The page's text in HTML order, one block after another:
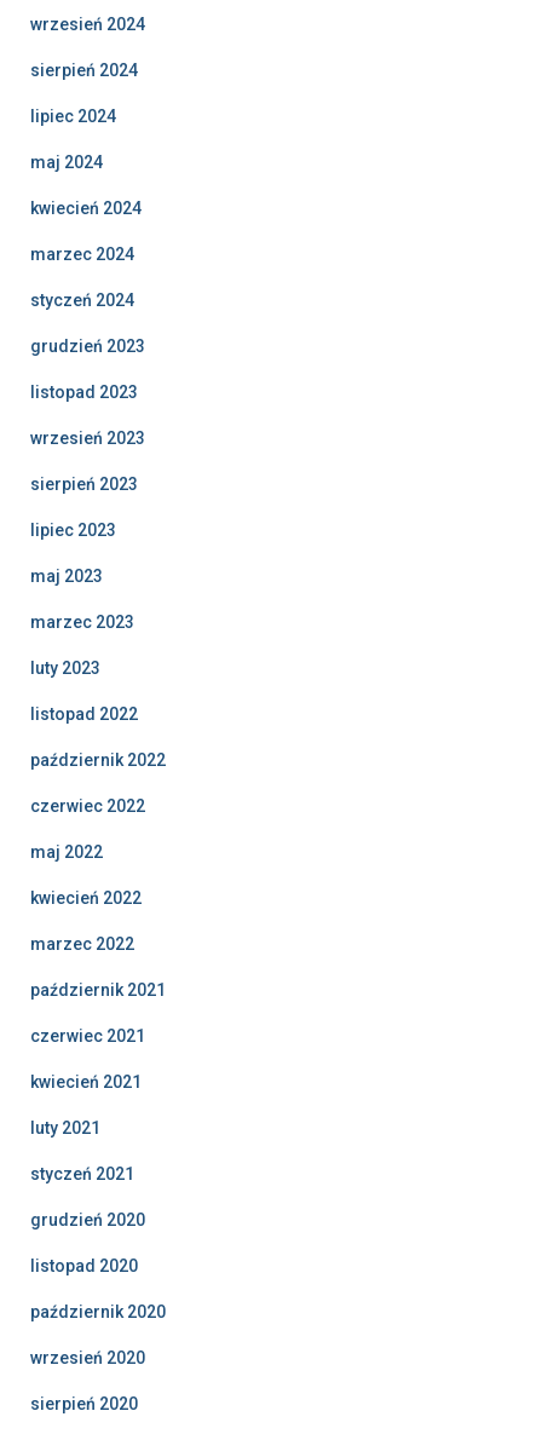
wrzesień 2024
sierpień 2024
lipiec 2024
maj 2024
kwiecień 2024
marzec 2024
styczeń 2024
grudzień 2023
listopad 2023
wrzesień 2023
sierpień 2023
lipiec 2023
maj 2023
marzec 2023
luty 2023
listopad 2022
październik 2022
czerwiec 2022
maj 2022
kwiecień 2022
marzec 2022
październik 2021
czerwiec 2021
kwiecień 2021
luty 2021
styczeń 2021
grudzień 2020
listopad 2020
październik 2020
wrzesień 2020
sierpień 2020